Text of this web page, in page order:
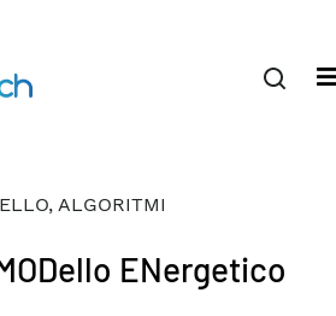
ALGORITMI
ENergetico